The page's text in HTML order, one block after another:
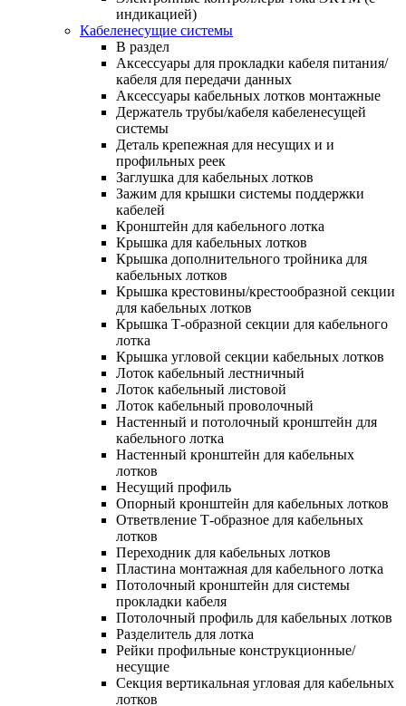
индикацией)
Кабеленесущие системы
В раздел
Аксессуары для прокладки кабеля питания/
кабеля для передачи данных
Аксессуары кабельных лотков монтажные
Держатель трубы/кабеля кабеленесущей
системы
Деталь крепежная для несущих и и
профильных реек
Заглушка для кабельных лотков
Зажим для крышки системы поддержки
кабелей
Кронштейн для кабельного лотка
Крышка для кабельных лотков
Крышка дополнительного тройника для
кабельных лотков
Крышка крестовины/крестообразной секции
для кабельных лотков
Крышка Т-образной секции для кабельного
лотка
Крышка угловой секции кабельных лотков
Лоток кабельный лестничный
Лоток кабельный листовой
Лоток кабельный проволочный
Настенный и потолочный кронштейн для
кабельного лотка
Настенный кронштейн для кабельных
лотков
Несущий профиль
Опорный кронштейн для кабельных лотков
Ответвление Т-образное для кабельных
лотков
Переходник для кабельных лотков
Пластина монтажная для кабельного лотка
Потолочный кронштейн для системы
прокладки кабеля
Потолочный профиль для кабельных лотков
Разделитель для лотка
Рейки профильные конструкционные/
несущие
Секция вертикальная угловая для кабельных
лотков